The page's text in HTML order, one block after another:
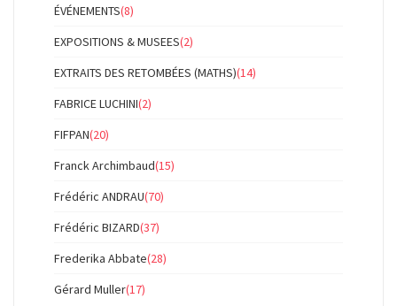
ÉVÉNEMENTS(8)
EXPOSITIONS & MUSEES(2)
EXTRAITS DES RETOMBÉES (MATHS)(14)
FABRICE LUCHINI(2)
FIFPAN(20)
Franck Archimbaud(15)
Frédéric ANDRAU(70)
Frédéric BIZARD(37)
Frederika Abbate(28)
Gérard Muller(17)